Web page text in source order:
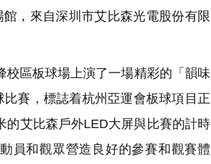
，來自深圳市艾比森光電股份有限
區板球場上演了一場精彩的「韻味
賽，標誌着杭州亞運會板球項目正
的艾比森戶外LED大屏與比賽的計時
員和觀眾營造良好的參賽和觀賽體